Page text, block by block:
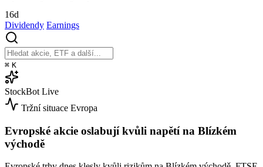
16d
Dividendy Earnings
⌘ K
StockBot Live
Tržní situace Evropa
Evropské akcie oslabují kvůli napětí na Blízkém
východě